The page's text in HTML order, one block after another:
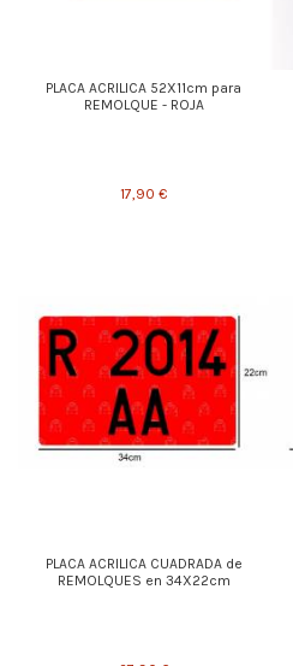
PLACA ACRILICA 52X11cm para
REMOLQUE - ROJA
17,90 €
PLACA ACRILICA CUADRADA de
REMOLQUES en 34X22cm